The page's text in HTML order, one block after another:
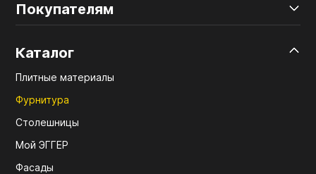
Покупателям
Каталог
Плитные материалы
Фурнитура
Столешницы
Мой ЭГГЕР
Фасады